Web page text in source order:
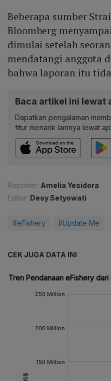
Beberapa sumber
Bloomberg
dimulai setelah
mendatangi anggota
bahwa laporan itu
Baca artikel ini lewat
Dapatkan pengalaman
fitur menarik lainnya lewat
Reporter: Amelia Yesidora
Editor: Desy Setyowati
#eFishery #Update Me
CEK JUGA DATA INI